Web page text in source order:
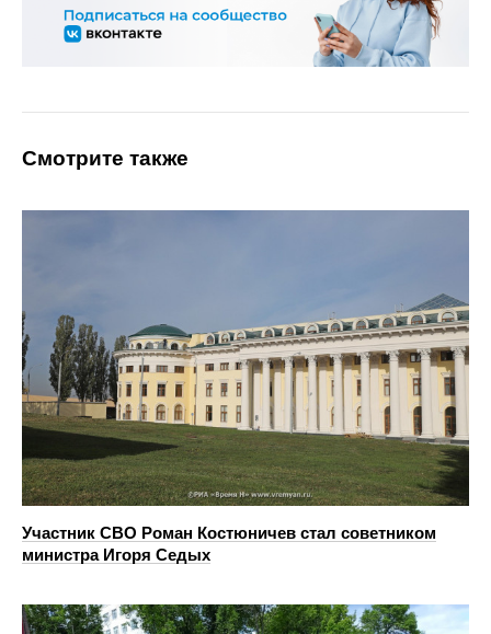
Смотрите также
Участник СВО Роман Костюничев стал советником
министра Игоря Седых